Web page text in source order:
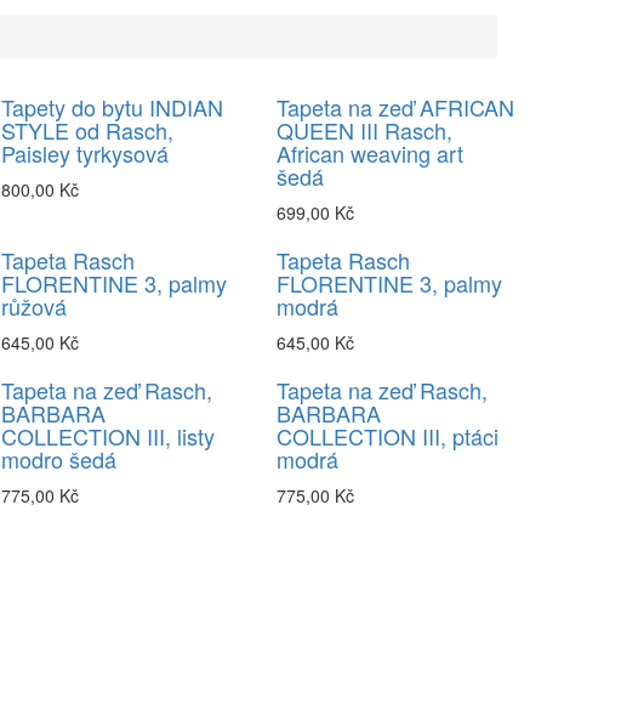
Tapety do bytu INDIAN
STYLE od Rasch,
Paisley tyrkysová
800,00 Kč
Tapeta na zeď AFRICAN
QUEEN III Rasch,
African weaving art
šedá
699,00 Kč
Tapeta Rasch
FLORENTINE 3, palmy
růžová
645,00 Kč
Tapeta Rasch
FLORENTINE 3, palmy
modrá
645,00 Kč
Tapeta na zeď Rasch,
BARBARA
COLLECTION III, listy
modro šedá
775,00 Kč
Tapeta na zeď Rasch,
BARBARA
COLLECTION III, ptáci
modrá
775,00 Kč